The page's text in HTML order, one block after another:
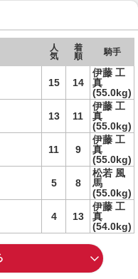
人
気
着
順
騎手
15 14
伊藤 工
真
(55.0kg)
13 11
伊藤 工
真
(55.0kg)
11 9
伊藤 工
真
(55.0kg)
5 8
松若 風
馬
(55.0kg)
4 13
伊藤 工
真
(54.0kg)